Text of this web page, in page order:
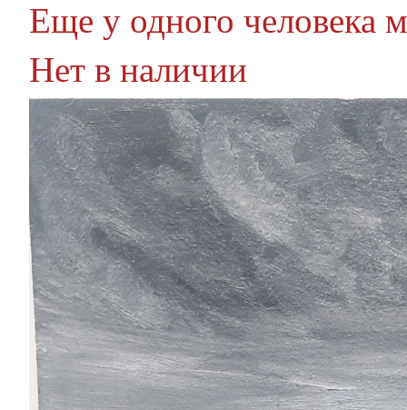
Еще у одного человека
Нет в наличии